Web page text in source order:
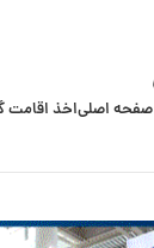
صفحه اصلیاخذ اقامت